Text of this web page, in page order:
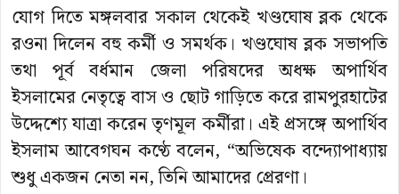
যোগ দিতে মঙ্গলবার সকাল থেকেই খণ্ডঘোষ ব্লক থেকে
রওনা দিলেন বহু কর্মী ও সমর্থক। খণ্ডঘোষ ব্লক সভাপতি
তথা পূর্ব বর্ধমান জেলা পরিষদের অধক্ষ অপার্থিব
ইসলামের নেতৃত্বে বাস ও ছোট গাড়িতে করে রামপুরহাটের
উদ্দেশ্যে যাত্রা করেন তৃণমূল কর্মীরা। এই প্রসঙ্গে অপার্থিব
ইসলাম আবেগঘন কণ্ঠে বলেন, “অভিষেক বন্দ্যোপাধ্যায়
শুধু একজন নেতা নন, তিনি আমাদের প্রেরণা।